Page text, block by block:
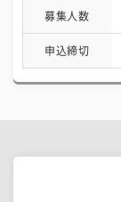
募集人数
申込締切